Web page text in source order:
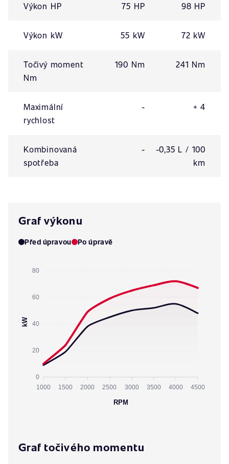
Výkon HP 75 HP 98 HP
Výkon kW 55 kW 72 kW
Točivý moment
Nm
190 Nm 241 Nm
Maximální
rychlost
- + 4
Kombinovaná
spotřeba
-
-0,35 L / 100
km
Graf výkonu
Před úpravou Po úpravě
80
60
40
20
0
kW
1000 1500 2000 2500 3000 3500 4000 4500
RPM
Graf točivého momentu